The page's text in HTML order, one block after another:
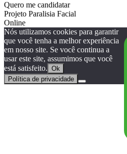
Quero me candidatar
Projeto Paralisia Facial
Online
Nós utilizamos cookies para garantir
que você tenha a melhor experiência
em nosso site. Se você continua a
usar este site, assumimos que você
está satisfeito. Ok
Política de privacidade